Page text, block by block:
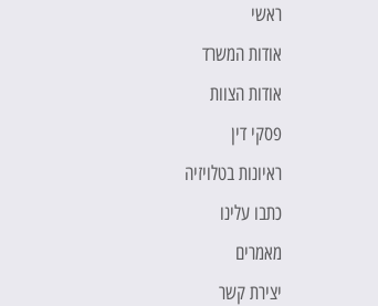
ראשי
אודות המשרד
אודות הצוות
פסקי דין
ראיונות בטלויזיה
כתבו עלינו
מאמרים
יצירת קשר